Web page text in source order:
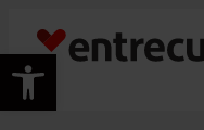
Abrir barra de